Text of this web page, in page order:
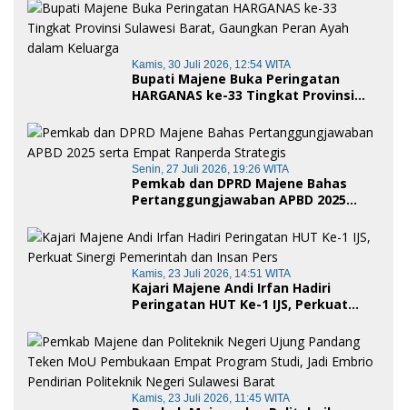
Kamis, 30 Juli 2026, 12:54 WITA
Bupati Majene Buka Peringatan
HARGANAS ke-33 Tingkat Provinsi
Ayah dalam Keluarga
Senin, 27 Juli 2026, 19:26 WITA
Pemkab dan DPRD Majene Bahas
Pertanggungjawaban APBD 2025
Kamis, 23 Juli 2026, 14:51 WITA
Kajari Majene Andi Irfan Hadiri
Peringatan HUT Ke-1 IJS, Perkuat
Kamis, 23 Juli 2026, 11:45 WITA